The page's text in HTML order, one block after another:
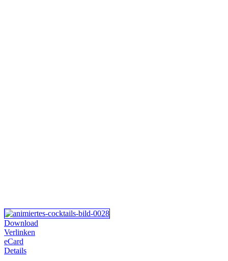
Download
Verlinken
eCard
Details